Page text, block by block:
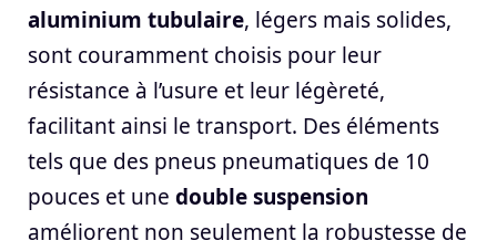
aluminium tubulaire, légers mais solides,
sont couramment choisis pour leur
résistance à l’usure et leur légèreté,
facilitant ainsi le transport. Des éléments
tels que des pneus pneumatiques de 10
pouces et une double suspension
améliorent non seulement la robustesse de